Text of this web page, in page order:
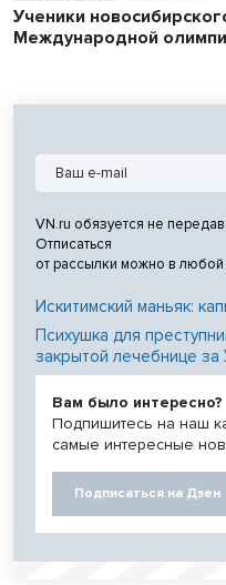
Ученики
Международной
VN.ru обязуется не
Отписаться
от рассылки можно в
Искитимский маньяк:
Психушка для
закрытой лечебнице за
Вам было интересно?
Подпишитесь на наш
самые интересные
Подписаться на Дзен